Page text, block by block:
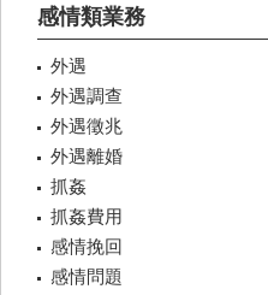
感情類業務
外遇
外遇調查
外遇徵兆
外遇離婚
抓姦
抓姦費用
感情挽回
感情問題